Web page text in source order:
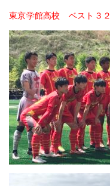
東京学館高校 ベスト３２